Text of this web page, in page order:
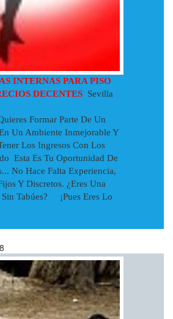
INTERNAS PARA PISO
DECENTES Sevilla
Formar Parte De Un
Un Ambiente Inmejorable Y
Los Ingresos Con Los
Esta Es Tu Oportunidad De
No Hace Falta Experiencia,
Y Discretos. ¿Eres Una
Tabúes? ¡Pues Eres Lo